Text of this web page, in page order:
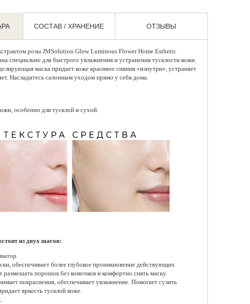
СОСТАВ / ХРАНЕНИЕ ОТЗЫВЫ
розыJMSolution Glow Luminous Flower Home Esthetic
специально для быстрого увлажнения и устранения тусклости кожи.
маска придает коже красивое сияния «изнутри», устраняет
Насладитесь салонным уходом прямо у себя дома.
особенно для тусклой и сухой.
из двух шагов:
обеспечивает более глубокое проникновение действующих
размешать порошок без комочков и комфортно снять маску.
покраснения, обеспечивает увлажнение. Помогает сузить
яркость тусклой коже.